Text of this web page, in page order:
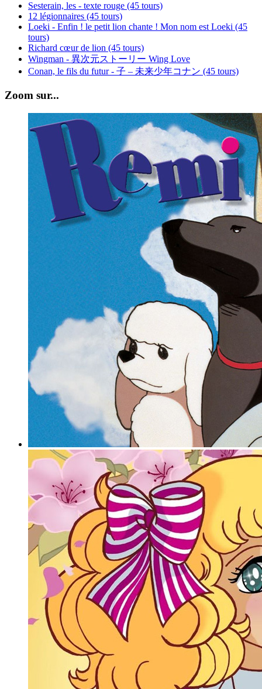
Sesterain, les - texte rouge (45 tours)
12 légionnaires (45 tours)
Loeki - Enfin ! le petit lion chante ! Mon nom est Loeki (45
tours)
Richard cœur de lion (45 tours)
Wingman - 異次元ストーリー Wing Love
Conan, le fils du futur - 子 – 未来少年コナン (45 tours)
Zoom sur...